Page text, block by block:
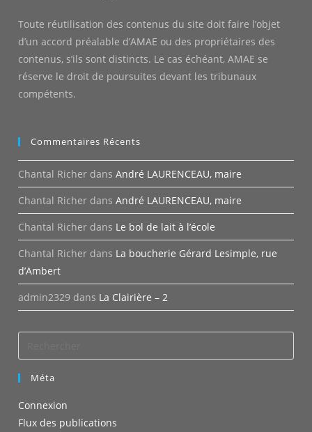
Toute réutilisation des contenus du site doit faire l’objet
d’un accord préalable d’AMAE ou des propriétaires des
contenus, s’ils sont distincts. Le cas échéant, AMAE se
réserve le droit de poursuites devant les tribunaux
compétents.
Commentaires Récents
Chantal Richer dansAndré LAURENCEAU, maire
Chantal Richer dansAndré LAURENCEAU, maire
Chantal Richer dans Le bol de lait à l’école
Chantal Richer dans La boucherie Gérard Lesimple, rue
d’Ambert
admin2329 dans La Clairière – 2
Méta
Connexion
Flux des publications